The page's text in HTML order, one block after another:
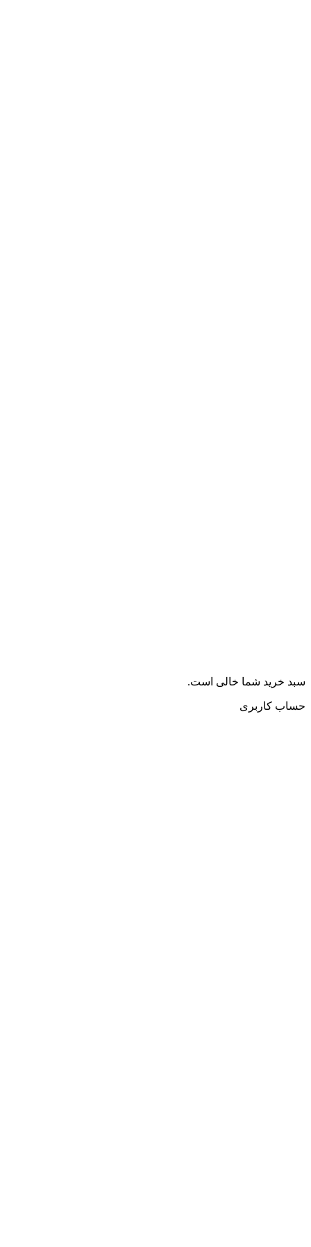
سبد خرید شما خالی است.
حساب کاربری